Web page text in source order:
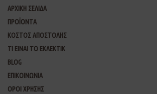
ΑΡΧΙΚΗ ΣΕΛΙΔΑ
ΠΡΟΪΟΝΤΑ
ΚΟΣΤΟΣ ΑΠΟΣΤΟΛΗΣ
ΤΙ ΕΙΝΑΙ ΤΟ ΕΚΛΕΚΤΙΚ
BLOG
ΕΠΙΚΟΙΝΩΝΙΑ
ΟΡΟΙ ΧΡΗΣΗΣ